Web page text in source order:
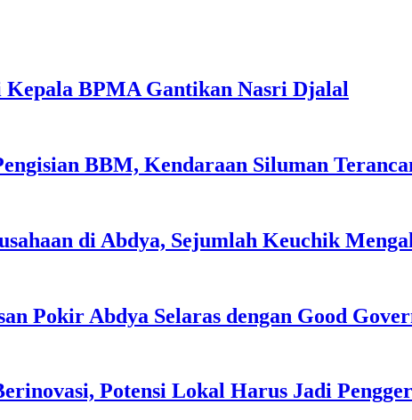
BPMA Gantikan Nasri Djalal
BBM, Kendaraan Siluman
di Abdya, Sejumlah Keuchik
Pokir Abdya Selaras dengan Good
Potensi Lokal Harus Jadi